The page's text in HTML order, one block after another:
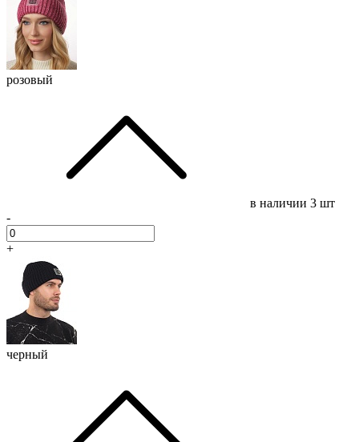
розовый
в наличии 3 шт
-
+
черный